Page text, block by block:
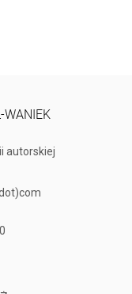
WANIEK
autorskiej